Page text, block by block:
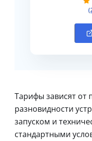
Тарифы зависят
разновидности
запуском и
стандартными